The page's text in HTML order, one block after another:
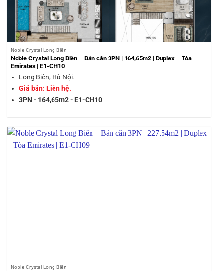
Noble Crystal Long Biên
Noble Crystal Long Biên – Bán căn 3PN | 164,65m2 | Duplex – Tòa
Emirates | E1-CH10
Long Biên, Hà Nội.
Giá bán: Liên hệ.
3PN - 164,65m2 - E1-CH10
Noble Crystal Long Biên